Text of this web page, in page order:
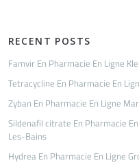
RECENT POSTS
Famvir En Pharmacie En Ligne
Tetracycline En Pharmacie En
Zyban En Pharmacie En Ligne
Sildenafil citrate En Pharmacie
Les-Bains
Hydrea En Pharmacie En Ligne